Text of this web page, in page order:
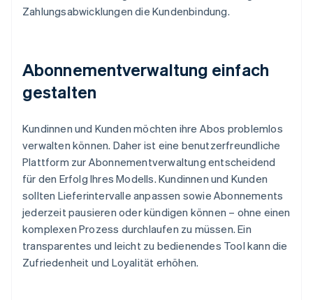
Zahlungsabwicklungen die Kundenbindung.
Abonnementverwaltung einfach
gestalten
Kundinnen und Kunden möchten ihre Abos problemlos
verwalten können. Daher ist eine benutzerfreundliche
Plattform zur Abonnementverwaltung entscheidend
für den Erfolg Ihres Modells. Kundinnen und Kunden
sollten Lieferintervalle anpassen sowie Abonnements
jederzeit pausieren oder kündigen können – ohne einen
komplexen Prozess durchlaufen zu müssen. Ein
transparentes und leicht zu bedienendes Tool kann die
Zufriedenheit und Loyalität erhöhen.